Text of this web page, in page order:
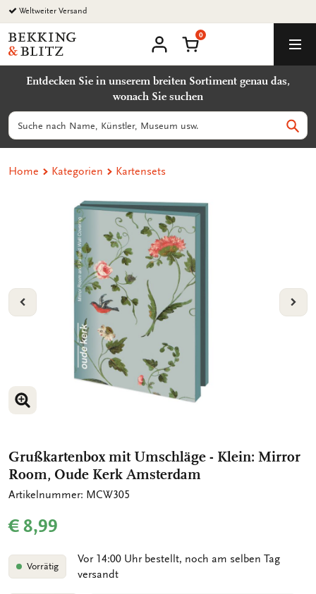
Zurück
zum
Inhalt
Weltweiter Versand
Bekking
&
Uitgevers
Warenkorb
0
Entdecken Sie in unserem breiten Sortiment genau das,
wonach Sie suchen
Suchen
Home Kategorien Kartensets
VORIGE
BILD VERGRÖSSERN
BILD VERGRÖSSERN
Grußkartenbox mit Umschläge - Klein: Mirror
Room, Oude Kerk Amsterdam
Artikelnummer: MCW305
€ 8,99
Vorrätig
Vor 14:00 Uhr bestellt, noch am selben Tag
versandt